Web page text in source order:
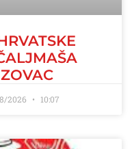
2026 10:07